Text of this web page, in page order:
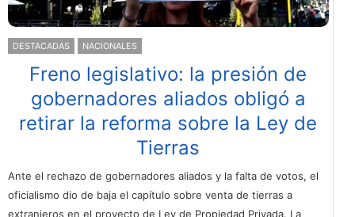
DESTACADAS NACIONALES
Freno legislativo: la presión de
gobernadores aliados obligó a
retirar la reforma sobre la Ley de
Tierras
Ante el rechazo de gobernadores aliados y la falta de votos, el
oficialismo dio de baja el capítulo sobre venta de tierras a
extranjeros en el proyecto de Ley de Propiedad Privada. La